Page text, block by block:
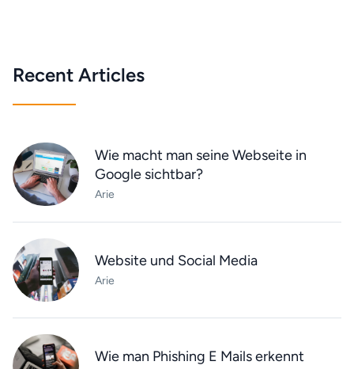
Recent Articles
Wie macht man seine Webseite in
Google sichtbar?
Arie
Website und Social Media
Arie
Wie man Phishing E Mails erkennt